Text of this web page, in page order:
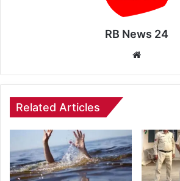
RB News 24
Related Articles